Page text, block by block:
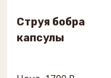
Струя бобра
капсулы